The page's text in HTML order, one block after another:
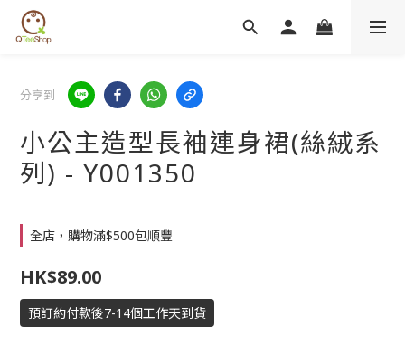
分享到
小公主造型長袖連身裙(絲絨系
列) - Y001350
全店，購物滿$500包順豐
HK$89.00
預訂約付款後7-14個工作天到貨